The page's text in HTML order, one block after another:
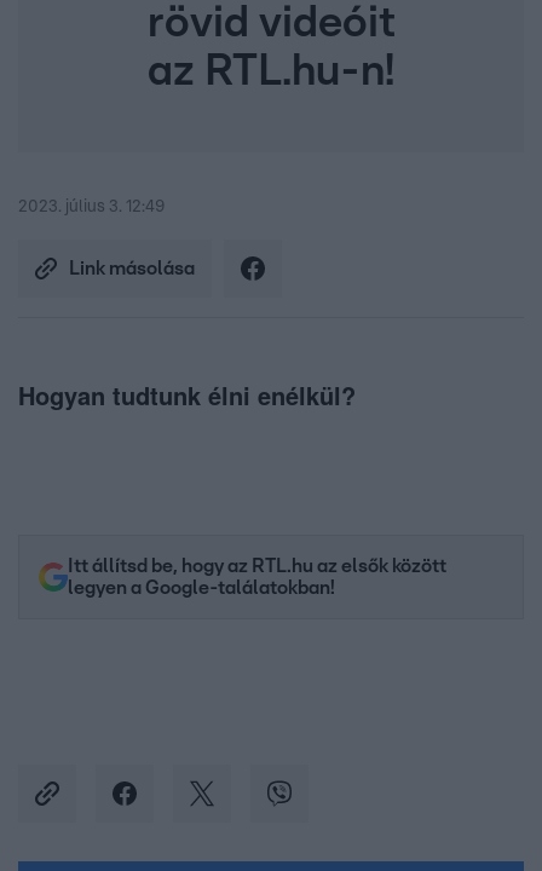
rövid videóit
az RTL.hu-n!
2023. július 3. 12:49
Link másolása
Hogyan tudtunk élni enélkül?
Itt állítsd be, hogy az RTL.hu az elsők között
legyen a Google-találatokban!